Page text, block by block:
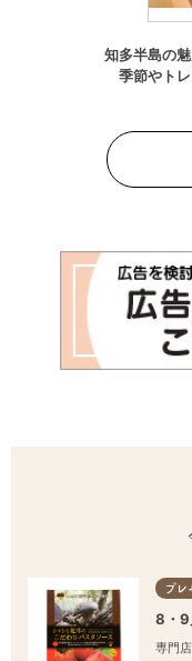
知多半島の
季節やト
プレ
8・9
専門店